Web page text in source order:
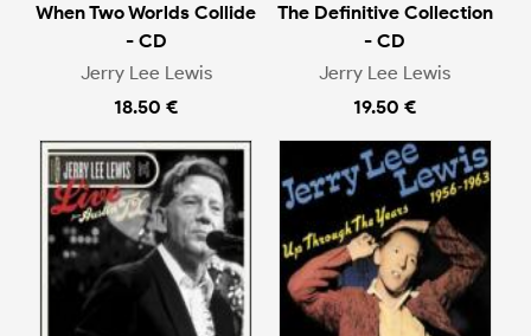
When Two Worlds Collide
- CD
Jerry Lee Lewis
18.50 €
The Definitive Collection
- CD
Jerry Lee Lewis
19.50 €